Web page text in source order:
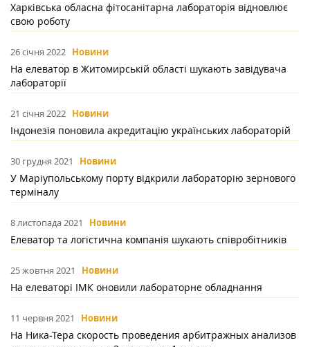
Харківська обласна фітосанітарна лабораторія відновлює
свою роботу
26 січня 2022 Новини
На елеватор в Житомирській області шукають завідувача
лабораторії
21 січня 2022 Новини
Індонезія поновила акредитацію українських лабораторій
30 грудня 2021 Новини
У Маріупольському порту відкрили лабораторію зернового
терміналу
8 листопада 2021 Новини
Елеватор та логістична компанія шукають співробітників
25 жовтня 2021 Новини
На елеваторі ІМК оновили лабораторне обладнання
11 червня 2021 Новини
На Ника-Тера скорость проведения арбитражных анализов